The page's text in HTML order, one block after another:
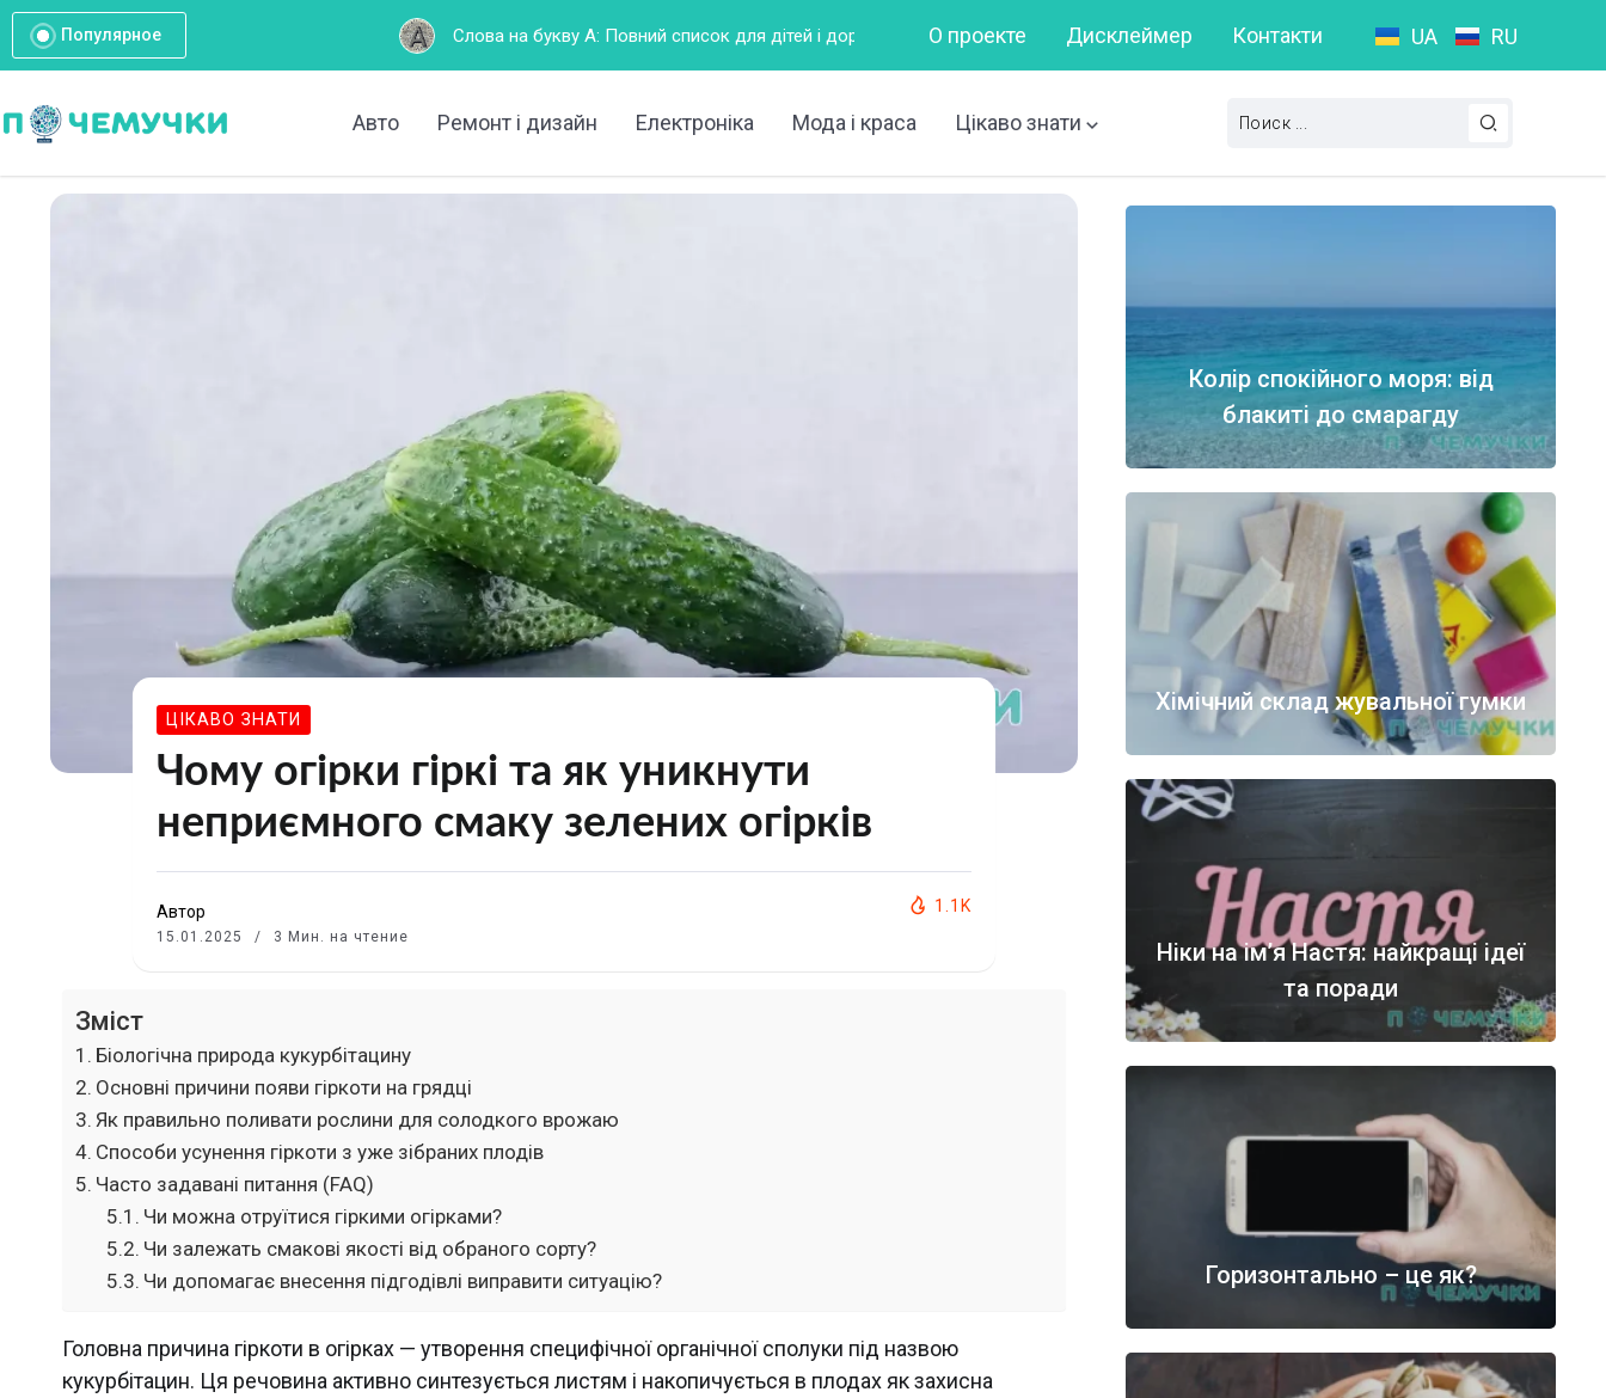
Популярное Слова на букву А: Повний список для дітей і дорослих Горизонтально – це як? Що таке пунктуаційна помилка? Слова на букву А: Повний
О проекте Дисклеймер Контакти UA RU
Авто Ремонт і дизайн Електроніка Мода і краса Цікаво знати
ЦІКАВО ЗНАТИ
Чому огірки гіркі та як уникнути
неприємного смаку зелених огірків
Автор
15.01.2025 3 Мин. на чтение
1.1K
Зміст
Біологічна природа кукурбітацину
Основні причини появи гіркоти на грядці
Як правильно поливати рослини для солодкого врожаю
Способи усунення гіркоти з уже зібраних плодів
Часто задавані питання (FAQ)
Чи можна отруїтися гіркими огірками?
Чи залежать смакові якості від обраного сорту?
Чи допомагає внесення підгодівлі виправити ситуацію?
Головна причина гіркоти в огірках — утворення специфічної органічної сполуки під назвою
кукурбітацин. Ця речовина активно синтезується листям і накопичується в плодах як захисна
Колір спокійного моря: від
блакиті до смарагду
Хімічний склад жувальної гумки
Ніки на ім’я Настя: найкращі ідеї
та поради
Горизонтально – це як?